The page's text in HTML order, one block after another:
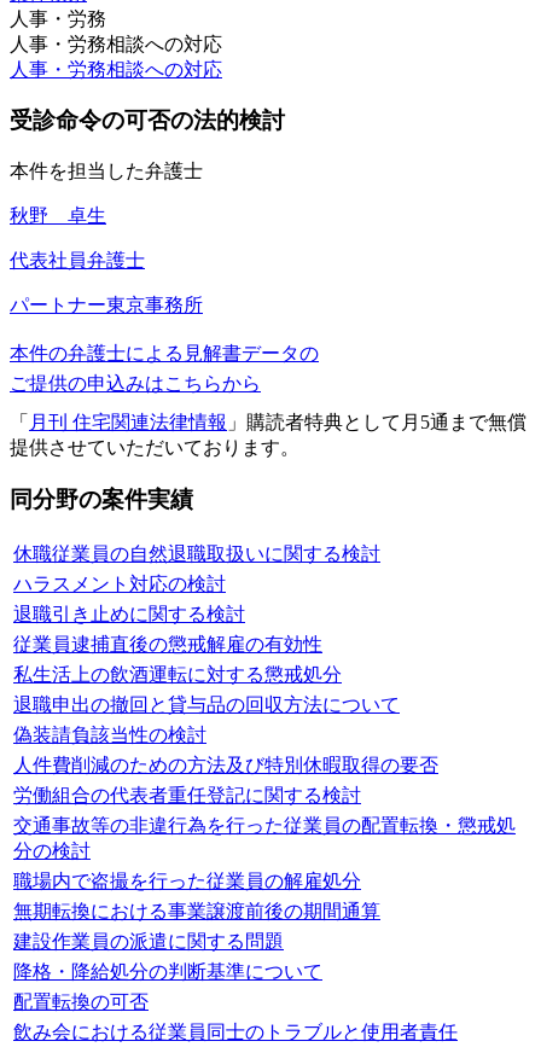
人事・労務
人事・労務相談への対応
人事・労務相談への対応
受診命令の可否の法的検討
本件を担当した弁護士
秋野 卓生
代表社員弁護士
パートナー東京事務所
本件の弁護士による見解書データの
ご提供の申込みはこちらから
「 月刊 住宅関連法律情報 」購読者特典として月5通まで無償
提供させていただいております。
同分野の案件実績
休職従業員の自然退職取扱いに関する検討
ハラスメント対応の検討
退職引き止めに関する検討
従業員逮捕直後の懲戒解雇の有効性
私生活上の飲酒運転に対する懲戒処分
退職申出の撤回と貸与品の回収方法について
偽装請負該当性の検討
人件費削減のための方法及び特別休暇取得の要否
労働組合の代表者重任登記に関する検討
交通事故等の非違行為を行った従業員の配置転換・懲戒処
分の検討
職場内で盗撮を行った従業員の解雇処分
無期転換における事業譲渡前後の期間通算
建設作業員の派遣に関する問題
降格・降給処分の判断基準について
配置転換の可否
飲み会における従業員同士のトラブルと使用者責任